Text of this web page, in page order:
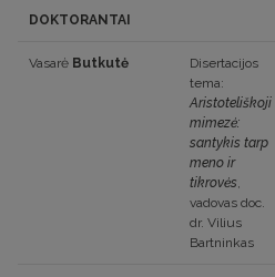
DOKTORANTAI
Vasarė Butkutė
Disertacijos
tema:
Aristoteliškoji
mimezė:
santykis tarp
meno ir
tikrovės,
vadovas doc.
dr. Vilius
Bartninkas